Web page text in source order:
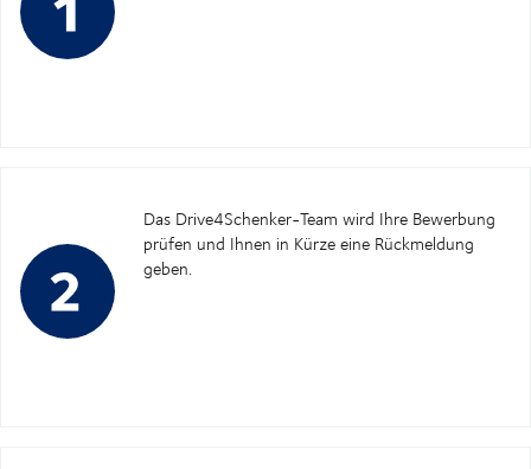
Das Drive4Schenker-Team wird Ihre Bewerbung
prüfen und Ihnen in Kürze eine Rückmeldung
geben.